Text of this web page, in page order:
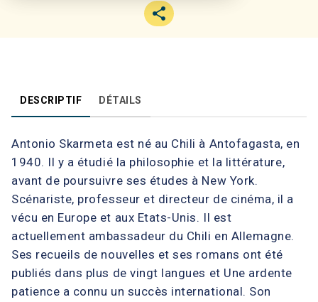
DESCRIPTIF DÉTAILS
Antonio Skarmeta est né au Chili à Antofagasta, en
1940. Il y a étudié la philosophie et la littérature,
avant de poursuivre ses études à New York.
Scénariste, professeur et directeur de cinéma, il a
vécu en Europe et aux Etats-Unis. Il est
actuellement ambassadeur du Chili en Allemagne.
Ses recueils de nouvelles et ses romans ont été
publiés dans plus de vingt langues et Une ardente
patience a connu un succès international. Son